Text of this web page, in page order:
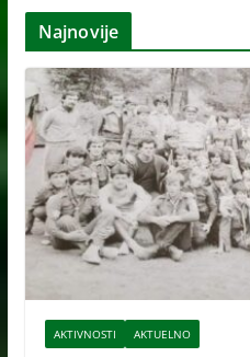
h
v
e
Najnovije
AKTIVNOSTI AKTUELNO